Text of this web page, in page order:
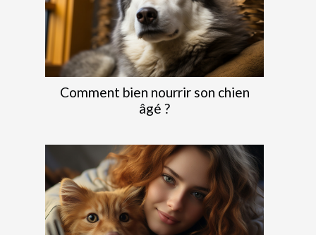
Comment bien nourrir son chien
âgé ?